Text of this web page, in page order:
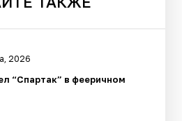
2026
“Спартак” в фееричном